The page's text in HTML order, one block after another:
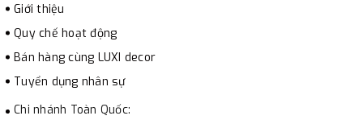
Giới thiệu
Quy chế hoạt động
Bán hàng cùng LUXI decor
Tuyển dụng nhân sự
Chi nhánh Toàn Quốc: